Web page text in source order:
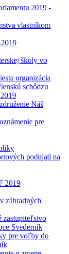
2019 -
vlastníkom
školy vo
organizácia
schôdzu
Náš
pre
podujatí na
2019
záhradných
zastupiteľstvo
Svederník
pre voľby do